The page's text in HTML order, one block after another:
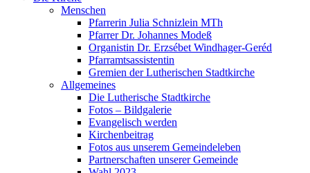
Menschen
Pfarrerin Julia Schnizlein MTh
Pfarrer Dr. Johannes Modeß
Organistin Dr. Erzsébet Windhager-Geréd
Pfarramtsassistentin
Gremien der Lutherischen Stadtkirche
Allgemeines
Die Lutherische Stadtkirche
Fotos – Bildgalerie
Evangelisch werden
Kirchenbeitrag
Fotos aus unserem Gemeindeleben
Partnerschaften unserer Gemeinde